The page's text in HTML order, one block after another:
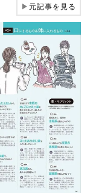
▶元記事を見る